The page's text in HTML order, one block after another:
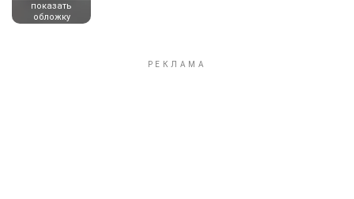
показать
обложку